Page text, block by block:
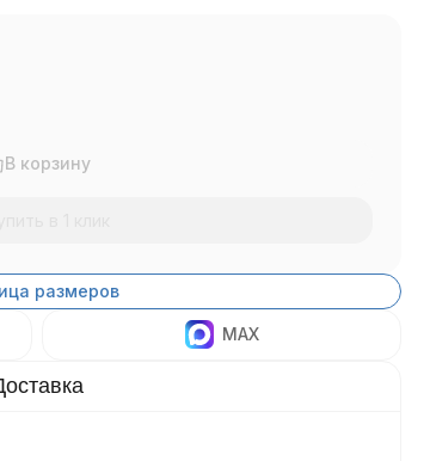
В корзину
размеров
MAX